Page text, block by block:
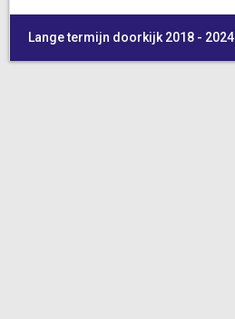
Lange termijn doorkijk 2018 - 2024